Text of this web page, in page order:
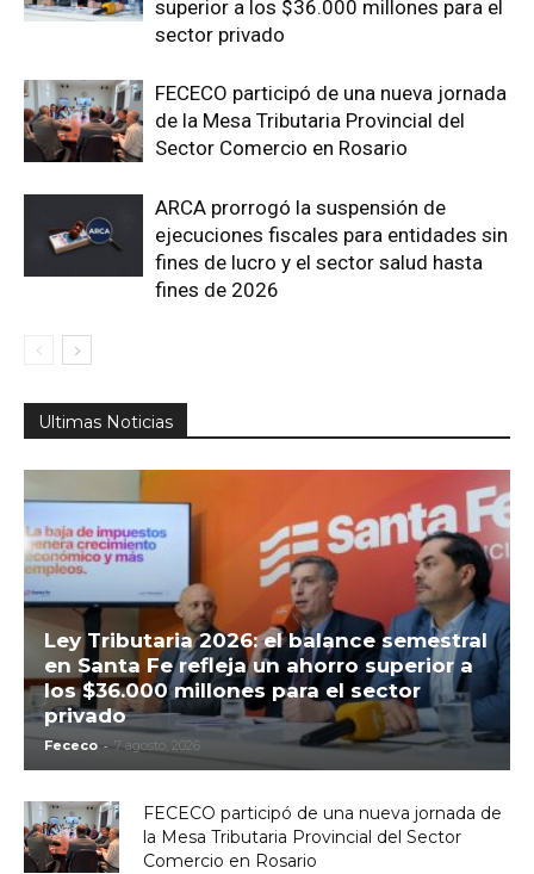
superior a los $36.000 millones para el
sector privado
FECECO participó de una nueva jornada
de la Mesa Tributaria Provincial del
Sector Comercio en Rosario
ARCA prorrogó la suspensión de
ejecuciones fiscales para entidades sin
fines de lucro y el sector salud hasta
fines de 2026
Ultimas Noticias
Ley Tributaria 2026: el balance semestral
en Santa Fe refleja un ahorro superior a
los $36.000 millones para el sector
privado
Fececo - 7 agosto, 2026
FECECO participó de una nueva jornada de
la Mesa Tributaria Provincial del Sector
Comercio en Rosario